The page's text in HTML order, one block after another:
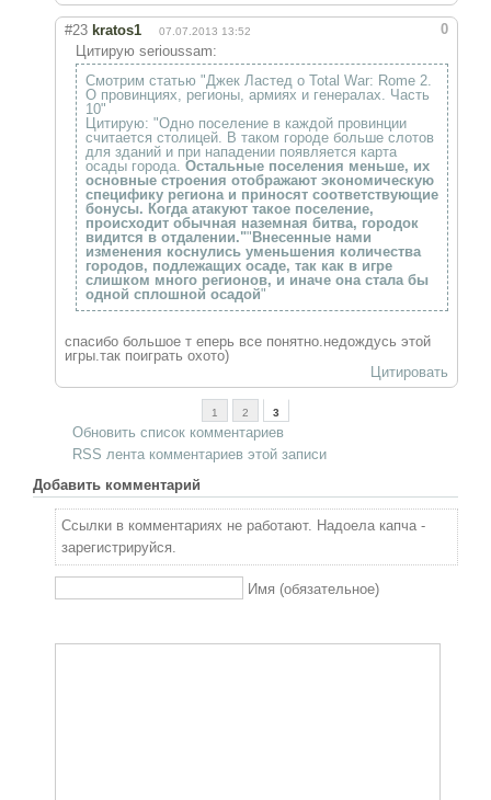
0
#23 kratos1 07.07.2013 13:52
Цитирую serioussam:
Смотрим статью "Джек Ластед о Total War: Rome 2.
О провинциях, регионы, армиях и генералах. Часть
10"
Цитирую: "Одно поселение в каждой провинции
считается столицей. В таком городе больше слотов
для зданий и при нападении появляется карта
осады города. Остальные поселения меньше, их
основные строения отображают экономическую
специфику региона и приносят соответствующие
бонусы. Когда атакуют такое поселение,
происходит обычная наземная битва, городок
видится в отдалении.""Внесенные нами
изменения коснулись уменьшения количества
городов, подлежащих осаде, так как в игре
слишком много регионов, и иначе она стала бы
одной сплошной осадой"
спасибо большое т еперь все понятно.недождусь этой
игры.так поиграть охото)
Цитировать
1 2 3
Обновить список комментариев
RSS лента комментариев этой записи
Добавить комментарий
Ссылки в комментариях не работают. Надоела капча -
зарегистрируйся.
Имя (обязательное)